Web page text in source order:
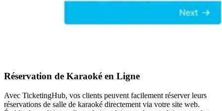
Réservation de Karaoké en Ligne
Avec TicketingHub, vos clients peuvent facilement réserver leurs
réservations de salle de karaoké directement via votre site web.